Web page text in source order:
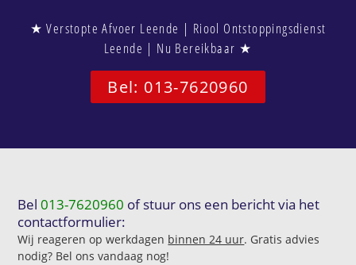
★ Verstopte Afvoer Leende | Riool Ontstoppingsdienst
Leende | Nu Bereikbaar ★
Bel: 013-7620960
Bel013-7620960 of stuur ons een bericht via het
contactformulier:
Wij reageren op werkdagen binnen 24 uur. Gratis advies
nodig? Bel ons vandaag nog!